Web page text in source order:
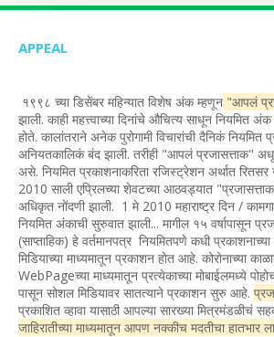
APPEAL
१९९८ च्या डिसेंबर महिन्यात विशेष अंक म्हणून "आपलं
झाली. काही महत्त्वाच्या दिनांचे औचित्य साधून नियमित
होते. कालांतराने अनेक पुरोगामी विचारांची दैनिकं नियमित
अनियतकालिकं बंद झाली. तरीही "आपलं प्रजासत्ताक"
असे. नियमित प्रकाशनाकरिता रजिस्ट्रेशन अर्थात
2010 साली एप्रिलच्या शेवटच्या आठवड्यात
अधिकृत नोंदणी झाली. 1 मे 2010 महाराष्ट्र दिन /
नियमित अंकाची सुरुवात झाली... मागील १५ वर्षापासून
(साप्ताहिक) हे वर्तमानपत्र नियमितपणे कधी
मिडियाच्या माध्यमातून प्रकाशन होत आहे. कोरोनाच्या
WebPageच्या माध्यमातून प्रत्येकाच्या मोबाईलमध्ये
पासून सोशल मिडियावर सातत्याने प्रकाशन सुरु आहे.
प्रकाशित व्हावा यासाठी आपल्या सारख्या मित्रमंडळीचं
जाहिरातीच्या माध्यमातून आपण नक्कीच मदतीचा हातभार